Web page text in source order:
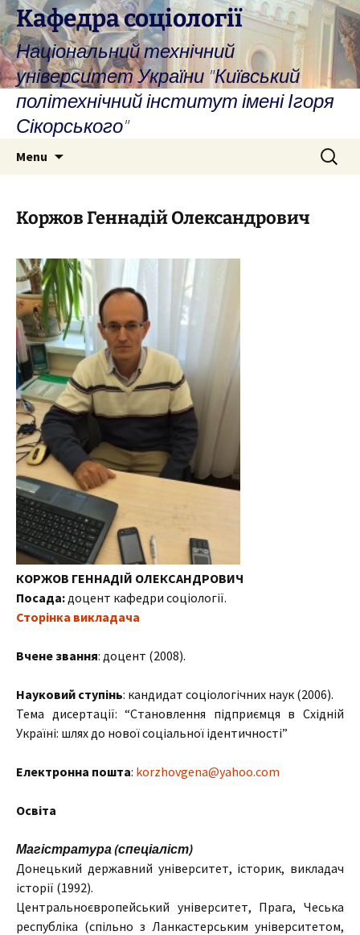
Skip
to
content
Кафедра соціології
Національний технічний
університет України "Київський
політехнічний інститут імені Ігоря
Сікорського"
Menu
Search
for:
Коржов Геннадій Олександрович
КОРЖОВ ГЕННАДІЙ ОЛЕКСАНДРОВИЧ
Посада:доцент кафедри соціології.
Сторінка викладача
Вчене звання: доцент (2008).
Науковий ступінь: кандидат соціологічних наук (2006).
Тема дисертації: “Становлення підприємця в Східній
Україні: шлях до нової соціальної ідентичності”
Електронна пошта: korzhovgena@yahoo.com
Освіта
Магістратура (спеціаліст)
Донецький державний університет, історик, викладач
історії (1992).
Центральноєвропейський університет, Прага, Чеська
республіка (спільно з Ланкастерським університетом,